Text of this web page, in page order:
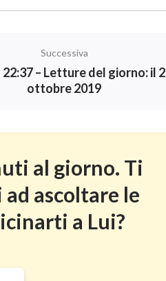
Successiva
del giorno: il 22
ottobre 2019
al giorno. Ti
ascoltare le
a Lui?